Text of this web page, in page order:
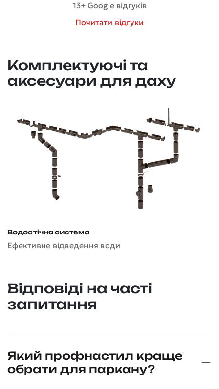
13+ Google відгуків
Почитати відгуки
Комплектуючі та
аксесуари для даху
Водостічна система
Ефективне відведення води
Відповіді на часті
запитання
Який профнастил краще
обрати для паркану?